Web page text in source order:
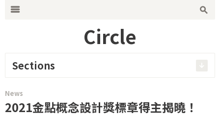
s
m
Circle
Sections
News
2021金點概念設計獎標章得主揭曉！